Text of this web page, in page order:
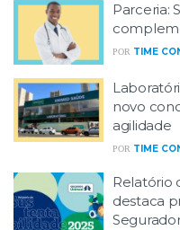
Parceria:
POR TIME
novo
agilidade
POR TIME
Relatório
destaca